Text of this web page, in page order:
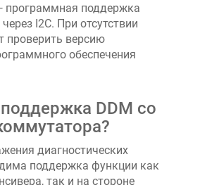
программная поддержка
I2C. При отсутствии
проверить версию
обеспечения
DDM со
диагностических
поддержка функции как
так и на стороне